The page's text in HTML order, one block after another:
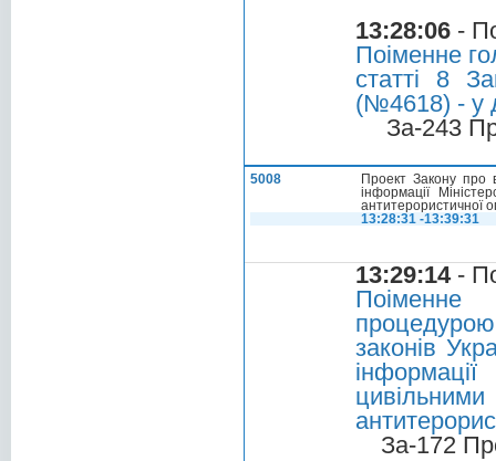
13:28:06 -
Поіменне
статті 8
(№4618) - у
За-243
5008
Проект Закону про
інформації
антитерористичної
13:28:31 -13:39:31
13:29:14-
Поіменне
законів
За-172